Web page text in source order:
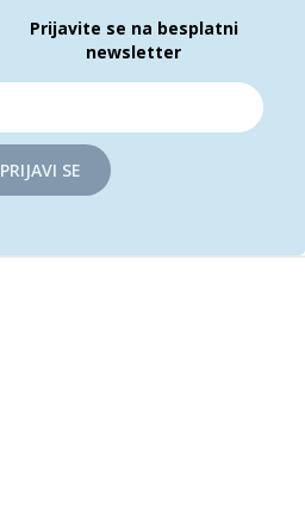
Prijavite se na besplatni
newsletter
PRIJAVI SE